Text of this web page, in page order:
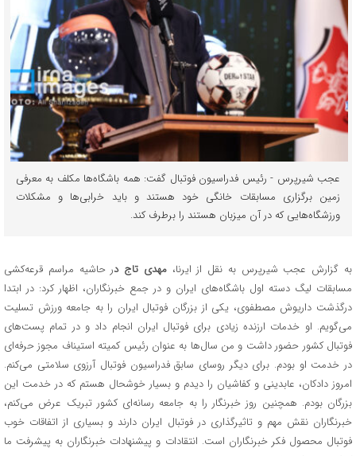
عجب شیرپرس - رئیس فدراسیون فوتبال گفت: همه باشگاه‌ها مکلف به معرفی
زمین برگزاری مسابقات خانگی خود هستند و باید خرابی‌ها و مشکلات
ورزشگاه‌هایی که در آن میزبان هستند را برطرف کند.
به گزارش عجب شیرپرس به نقل از ایرنا، مهدی تاج در حاشیه مراسم قرعه‌کشی
مسابقات لیگ دسته اول باشگاه‌های ایران و در جمع خبرنگاران، اظهار کرد: در ابتدا
درگذشت داریوش مصطفوی، یکی از بزرگان فوتبال ایران را به جامعه ورزش تسلیت
می‌گویم. او خدمات ارزنده زیادی برای فوتبال ایران انجام داد و در تمام پست‌های
فوتبال کشور حضور داشت و من سال‌ها به عنوان رئیس کمیته استیناف مجوز حرفه‌ای
در خدمت او بودم. برای دیگر روسای سابق فدراسیون فوتبال آرزوی سلامتی می‌کنم.
امروز دادکان، عابدینی و کفاشیان را دیدم و بسیار خوشحال هستم که در خدمت این
بزرگان بودم. همچنین روز خبرنگار را به جامعه رسانه‌ای کشور تبریک عرض می‌کنم،
خبرنگاران نقش مهم و تاثیرگذاری در فوتبال ایران دارند و بسیاری از اتفاقات خوب
فوتبال محصول فکر خبرنگاران است. انتقادات و پیشنهادات خبرنگاران به پیشرفت ما